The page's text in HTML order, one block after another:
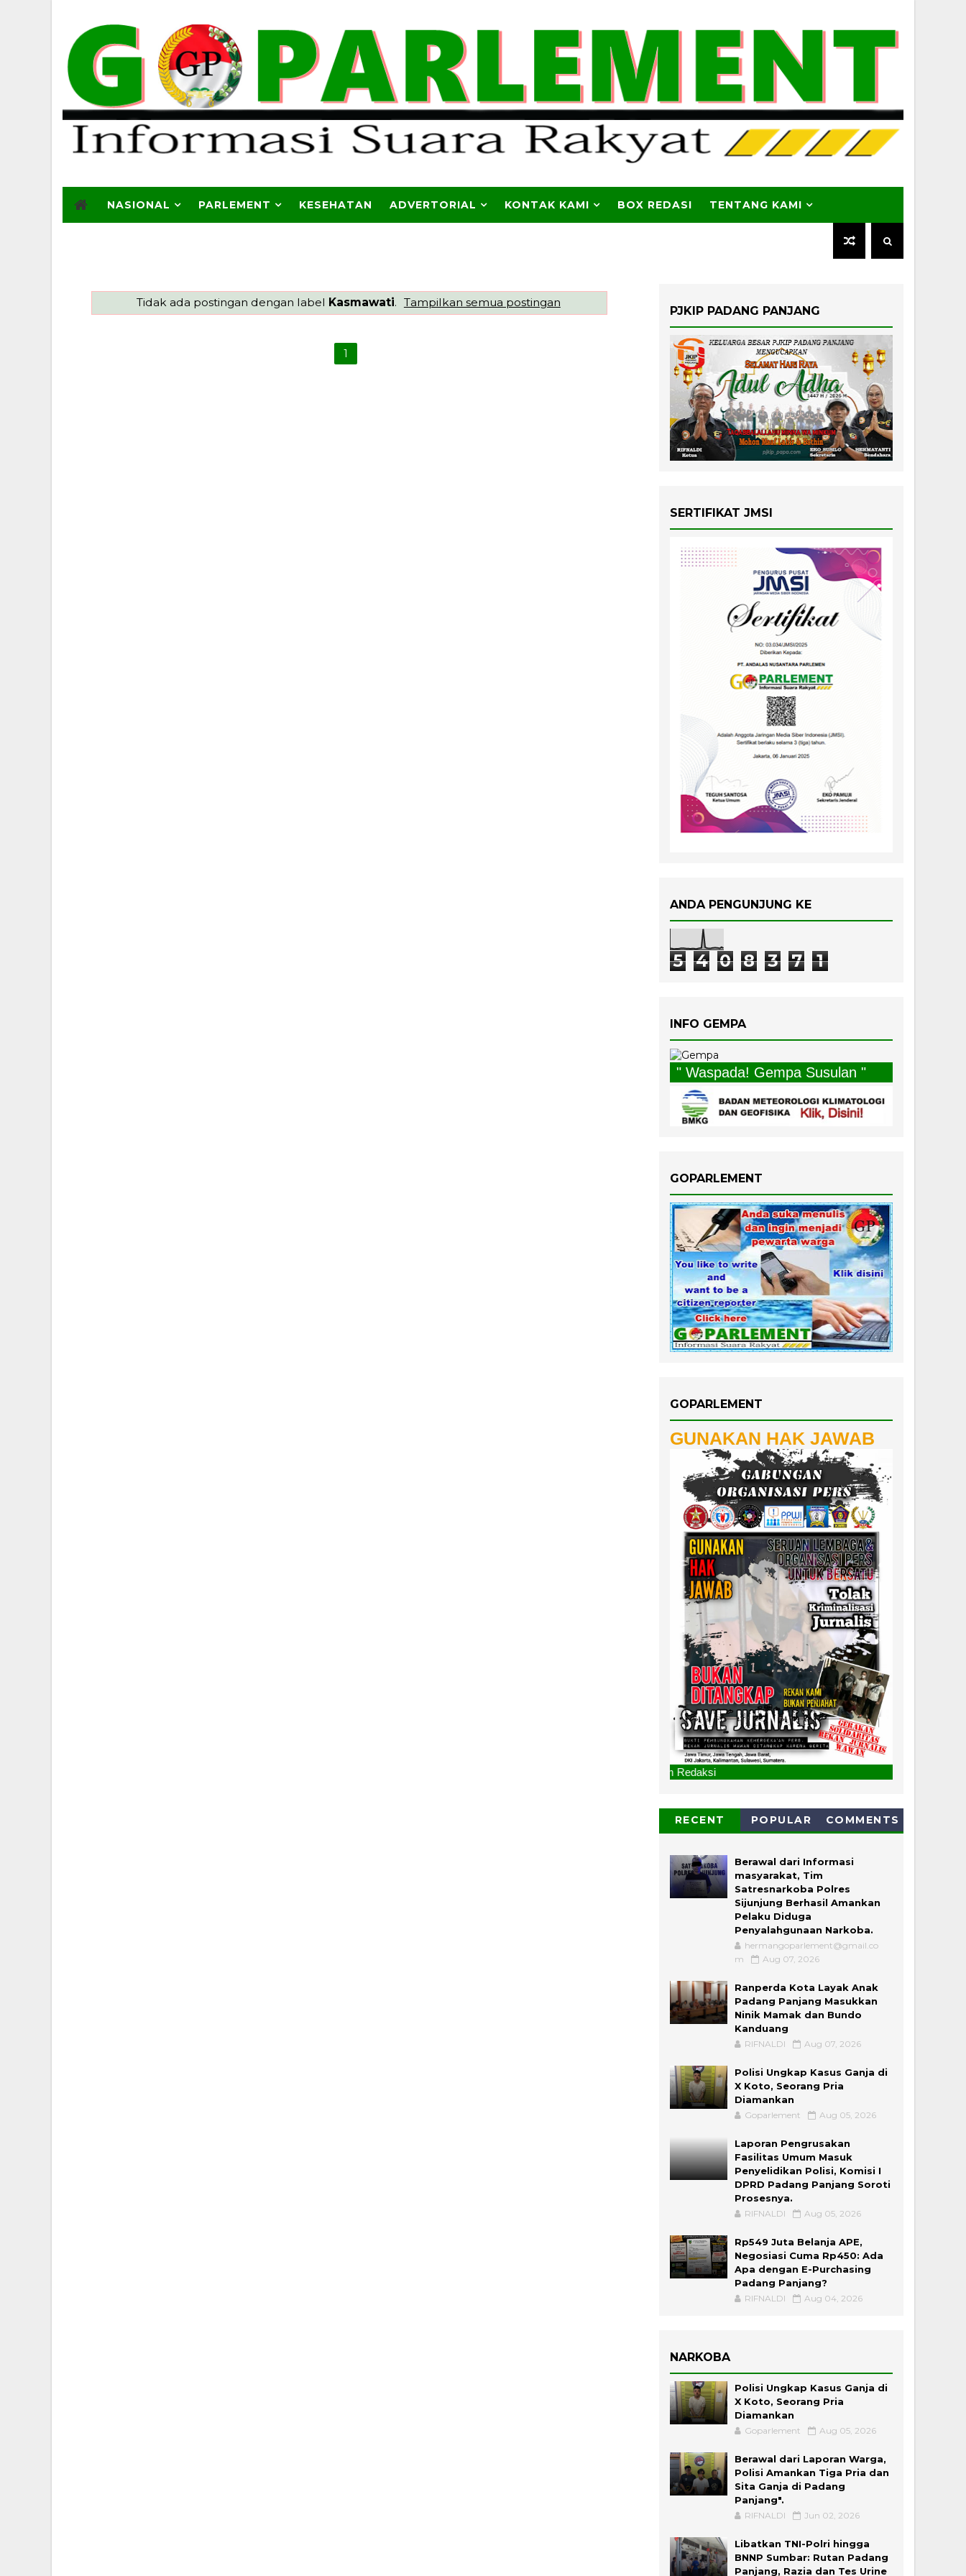
NASIONAL PARLEMENT KESEHATAN ADVERTORIAL KONTAK KAMI BOX REDASI TENTANG KAMI
Tidak ada postingan dengan label Kasmawati. Tampilkan semua postingan
1
PJKIP PADANG PANJANG
SERTIFIKAT JMSI
ANDA PENGUNJUNG KE
5 4 0 8 3 7 1
INFO GEMPA
" Waspada! Gempa Susulan "
GOPARLEMENT
GOPARLEMENT
GUNAKAN HAK JAWAB
RECENT POPULAR COMMENTS
Berawal dari Informasi
masyarakat, Tim
Satresnarkoba Polres
Sijunjung Berhasil Amankan
Pelaku Diduga
Penyalahgunaan Narkoba.
hermangoparlement@gmail.co
m
Aug 07, 2026
Ranperda Kota Layak Anak
Padang Panjang Masukkan
Ninik Mamak dan Bundo
Kanduang
RIFNALDI Aug 07, 2026
Polisi Ungkap Kasus Ganja di
X Koto, Seorang Pria
Diamankan
Goparlement Aug 05, 2026
Laporan Pengrusakan
Fasilitas Umum Masuk
Penyelidikan Polisi, Komisi I
DPRD Padang Panjang Soroti
Prosesnya.
RIFNALDI Aug 05, 2026
Rp549 Juta Belanja APE,
Negosiasi Cuma Rp450: Ada
Apa dengan E-Purchasing
Padang Panjang?
RIFNALDI Aug 04, 2026
NARKOBA
Polisi Ungkap Kasus Ganja di
X Koto, Seorang Pria
Diamankan
Goparlement Aug 05, 2026
Berawal dari Laporan Warga,
Polisi Amankan Tiga Pria dan
Sita Ganja di Padang
Panjang".
RIFNALDI Jun 02, 2026
Libatkan TNI-Polri hingga
BNNP Sumbar: Rutan Padang
Panjang, Razia dan Tes Urine